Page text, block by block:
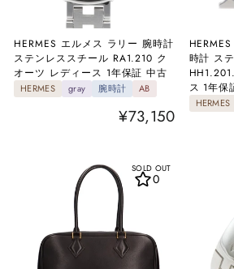
HERMES エルメス ラリー 腕時計
ステンレススチール RA1.210 ク
オーツ レディース 1年保証 中古
HERMES gray 腕時計 AB
¥73,150
時計 ス
ス 1年保
HERMES
SOLD OUT
0